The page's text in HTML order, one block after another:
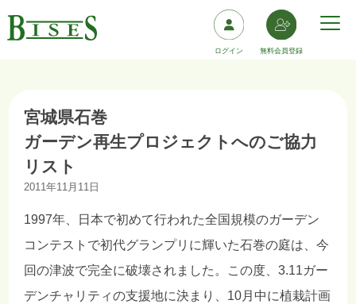
ログイン 無料会員登録
宮城県石巻
ガーデン再生プロジェクトへのご協力
リスト
2011年11月11日
1997年、日本で初めて行われた全国規模のガーデン
コンテストで初代グランプリに輝いた石巻の庭は、今
回の津波で完全に破壊されました。この度、3.11ガー
デンチャリティの支援地に決まり、10月中に植栽計画